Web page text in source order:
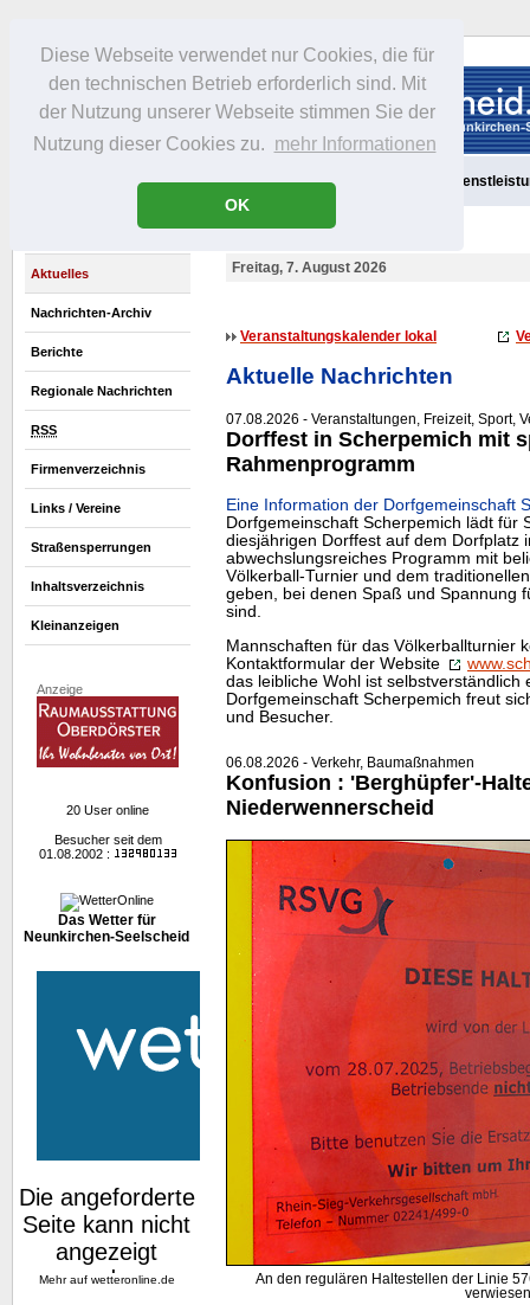
Diese Webseite verwendet nur Cookies, die für
den technischen Betrieb erforderlich sind. Mit
der Nutzung unserer Webseite stimmen Sie der
Nutzung dieser Cookies zu. mehr Informationen
OK
Portrait Freizeit Gastronomie
Aktuelles
Nachrichten-Archiv
Berichte
Regionale Nachrichten
RSS
Firmenverzeichnis
Links / Vereine
Straßensperrungen
Inhaltsverzeichnis
Kleinanzeigen
Anzeige
20 User online
Besucher seit dem
01.08.2002 :
Das Wetter für
Neunkirchen-Seelscheid
Mehr auf wetteronline.de
Freitag, 7. August 2026
Veranstaltungskalender lokal
Aktuelle Nachrichten
07.08.2026 - Veranstaltungen, Freizeit, Sport,
Dorffest in Scherpemich mit
Rahmenprogramm
Eine Information der Dorfgemeinschaft
Dorfgemeinschaft Scherpemich lädt für
diesjährigen Dorffest auf dem Dorfplatz
abwechslungsreiches Programm mit
Völkerball-Turnier und dem
geben, bei denen Spaß und Spannung
sind.
Mannschaften für das Völkerballturnier
Kontaktformular der Website
das leibliche Wohl ist selbstverständlich
Dorfgemeinschaft Scherpemich freut
und Besucher.
06.08.2026 - Verkehr, Baumaßnahmen
Konfusion : 'Berghüpfer'-
Niederwennerscheid
An den regulären Haltestellen der Linie
verwiesen